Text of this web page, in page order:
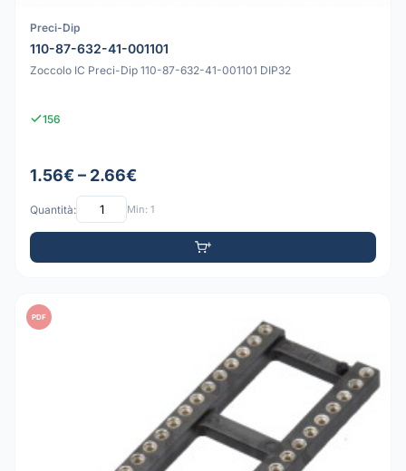
Preci-Dip
110-87-632-41-001101
Zoccolo IC Preci-Dip 110-87-632-41-001101 DIP32
156
1.56€ – 2.66€
Quantità: Min: 1
PDF